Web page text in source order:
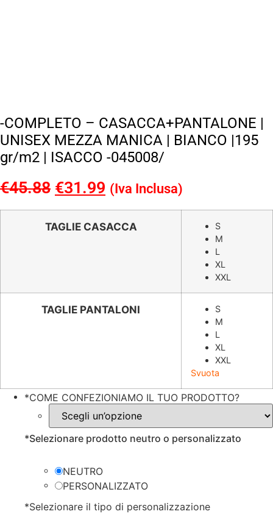
-COMPLETO – CASACCA+PANTALONE |
UNISEX MEZZA MANICA | BIANCO |195
gr/m2 | ISACCO -045008/
€45.88 Il
prezzo
originale
€31.99 Il
prezzo
attuale
(Iva Inclusa)
TAGLIE CASACCA
S
M
L
XL
XXL
TAGLIE PANTALONI
S
M
L
XL
XXL
Svuota
*COME CONFEZIONIAMO IL TUO PRODOTTO?
*Selezionare prodotto neutro o personalizzato
NEUTRO
PERSONALIZZATO
*Selezionare il tipo di personalizzazione